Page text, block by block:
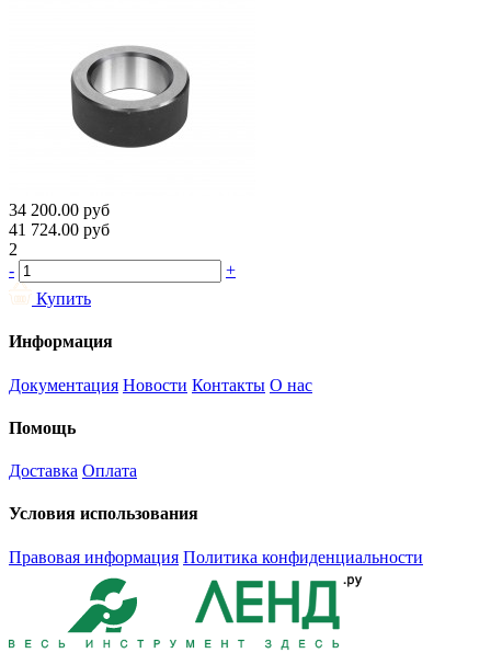
34 200.00 руб
41 724.00 руб
2
-
+
Купить
Информация
Документация Новости Контакты О нас
Помощь
Доставка Оплата
Условия использования
Правовая информация Политика конфиденциальности